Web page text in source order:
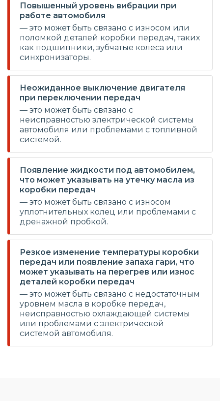
Повышенный уровень вибрации при
работе автомобиля
— это может быть связано с износом или
поломкой деталей коробки передач, таких
как подшипники, зубчатые колеса или
синхронизаторы.
Неожиданное выключение двигателя
при переключении передач
— это может быть связано с
неисправностью электрической системы
автомобиля или проблемами с топливной
системой.
Появление жидкости под автомобилем,
что может указывать на утечку масла из
коробки передач
— это может быть связано с износом
уплотнительных колец или проблемами с
дренажной пробкой.
Резкое изменение температуры коробки
передач или появление запаха гари, что
может указывать на перегрев или износ
деталей коробки передач
— это может быть связано с недостаточным
уровнем масла в коробке передач,
неисправностью охлаждающей системы
или проблемами с электрической
системой автомобиля.